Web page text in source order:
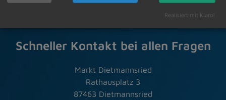
Schneller Kontakt bei allen Fragen
Markt Dietmannsried
Rathausplatz 3
87463 Dietmannsried
Realisiert mit Klaro!